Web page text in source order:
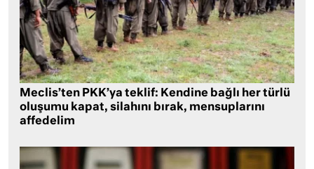
Meclis’ten PKK’ya teklif: Kendine bağlı her türlü
oluşumu kapat, silahını bırak, mensuplarını
affedelim